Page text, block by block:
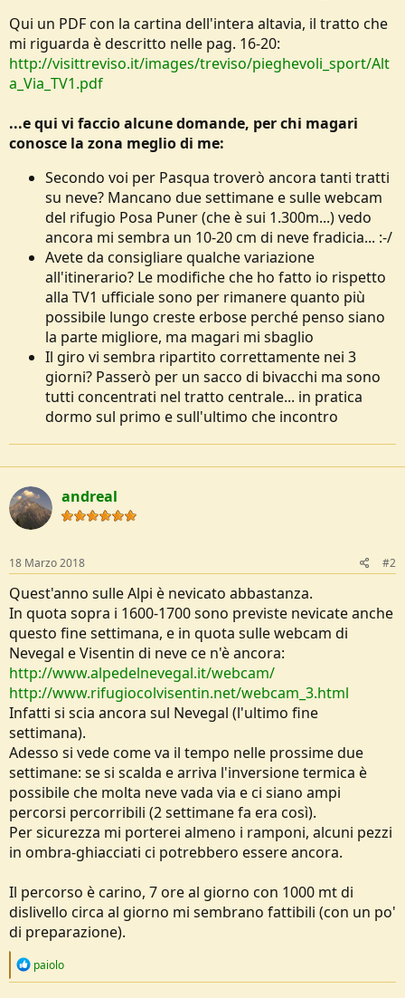
Qui un PDF con la cartina dell'intera altavia, il tratto che
mi riguarda è descritto nelle pag. 16-20:
http://visittreviso.it/images/treviso/pieghevoli_sport/Alt
a_Via_TV1.pdf
...e qui vi faccio alcune domande, per chi magari
conosce la zona meglio di me:
Secondo voi per Pasqua troverò ancora tanti tratti
su neve? Mancano due settimane e sulle webcam
del rifugio Posa Puner (che è sui 1.300m...) vedo
ancora mi sembra un 10-20 cm di neve fradicia... :-/
Avete da consigliare qualche variazione
all'itinerario? Le modifiche che ho fatto io rispetto
alla TV1 ufficiale sono per rimanere quanto più
possibile lungo creste erbose perché penso siano
la parte migliore, ma magari mi sbaglio
Il giro vi sembra ripartito correttamente nei 3
giorni? Passerò per un sacco di bivacchi ma sono
tutti concentrati nel tratto centrale... in pratica
dormo sul primo e sull'ultimo che incontro
andreal
18 Marzo 2018 #2
Quest'anno sulle Alpi è nevicato abbastanza.
In quota sopra i 1600-1700 sono previste nevicate anche
questo fine settimana, e in quota sulle webcam di
Nevegal e Visentin di neve ce n'è ancora:
http://www.alpedelnevegal.it/webcam/
http://www.rifugiocolvisentin.net/webcam_3.html
Infatti si scia ancora sul Nevegal (l'ultimo fine
settimana).
Adesso si vede come va il tempo nelle prossime due
settimane: se si scalda e arriva l'inversione termica è
possibile che molta neve vada via e ci siano ampi
percorsi percorribili (2 settimane fa era così).
Per sicurezza mi porterei almeno i ramponi, alcuni pezzi
in ombra-ghiacciati ci potrebbero essere ancora.
Il percorso è carino, 7 ore al giorno con 1000 mt di
dislivello circa al giorno mi sembrano fattibili (con un po'
di preparazione).
R
paiolo